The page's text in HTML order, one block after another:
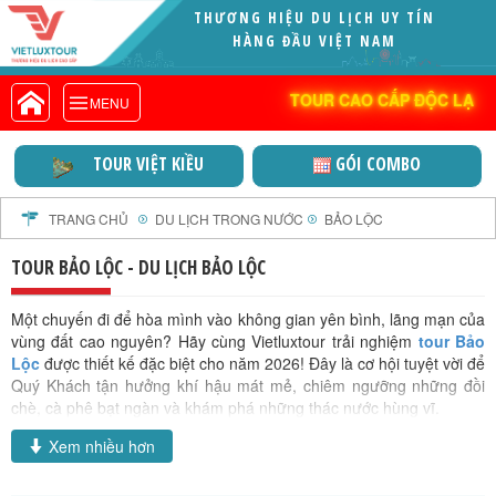
THƯƠNG HIỆU DU LỊCH UY TÍN
HÀNG ĐẦU VIỆT NAM
MENU TOUR CAO CẤP ĐỘC LẠ
VIETLUXTOUR.COM
TOUR CAO CẤP ĐỘC LẠ
TOUR TRONG NƯỚC
TOUR NƯỚC NGOÀI
TOUR KHỞI HÀNH TỪ HÀ NỘI
TOUR KHỞI HÀNH TỪ ĐÀ NẴNG
TOUR KHỞI HÀNH TỪ CẦN THƠ
TOUR ĐOÀN - M.I.C.E
TOUR COMBO
DỊCH VỤ
GIỚI THIỆU
HỒ SƠ NĂNG LỰC
PROFILE EN
TOUR VIỆT KIỀU GÓI COMBO
TRANG CHỦ DU LỊCH TRONG NƯỚC BẢO LỘC
TOUR BẢO LỘC - DU LỊCH BẢO LỘC
Một chuyến đi để hòa mình vào không gian yên bình, lãng mạn của
vùng đất cao nguyên? Hãy cùng Vietluxtour trải nghiệm tour Bảo
Lộc được thiết kế đặc biệt cho năm 2026! Đây là cơ hội tuyệt vời để
Quý Khách tận hưởng khí hậu mát mẻ, chiêm ngưỡng những đồi
chè, cà phê bạt ngàn và khám phá những thác nước hùng vĩ.
Vớitour Bảo Lộc
Xem nhiều hơn